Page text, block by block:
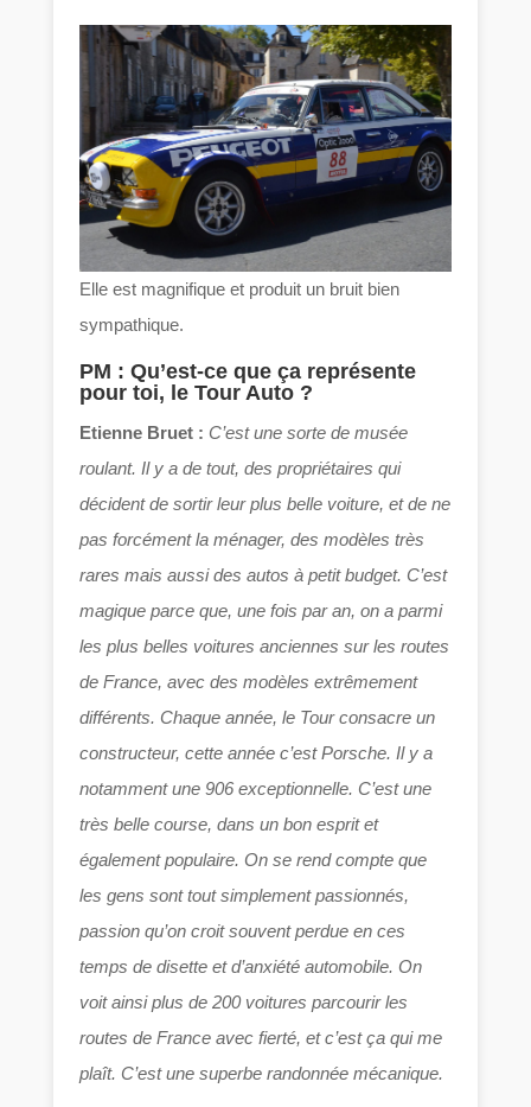
Elle est magnifique et produit un bruit bien
sympathique.
PM : Qu’est-ce que ça représente
pour toi, le Tour Auto ?
Etienne Bruet : C’est une sorte de musée
roulant. Il y a de tout, des propriétaires qui
décident de sortir leur plus belle voiture, et de ne
pas forcément la ménager, des modèles très
rares mais aussi des autos à petit budget. C’est
magique parce que, une fois par an, on a parmi
les plus belles voitures anciennes sur les routes
de France, avec des modèles extrêmement
différents. Chaque année, le Tour consacre un
constructeur, cette année c’est Porsche. Il y a
notamment une 906 exceptionnelle. C’est une
très belle course, dans un bon esprit et
également populaire. On se rend compte que
les gens sont tout simplement passionnés,
passion qu’on croit souvent perdue en ces
temps de disette et d’anxiété automobile. On
voit ainsi plus de 200 voitures parcourir les
routes de France avec fierté, et c’est ça qui me
plaît. C’est une superbe randonnée mécanique.